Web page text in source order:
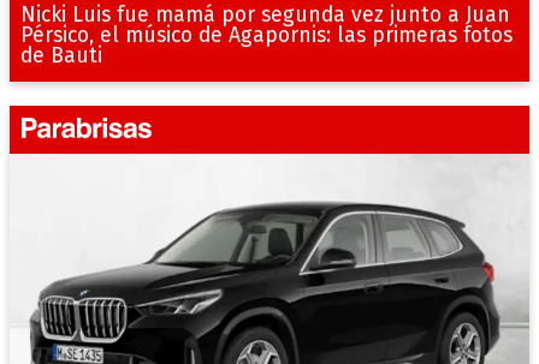
Nicki Luis fue mamá por segunda vez junto a Juan
Pérsico, el músico de Agapornis: las primeras fotos
de Bauti